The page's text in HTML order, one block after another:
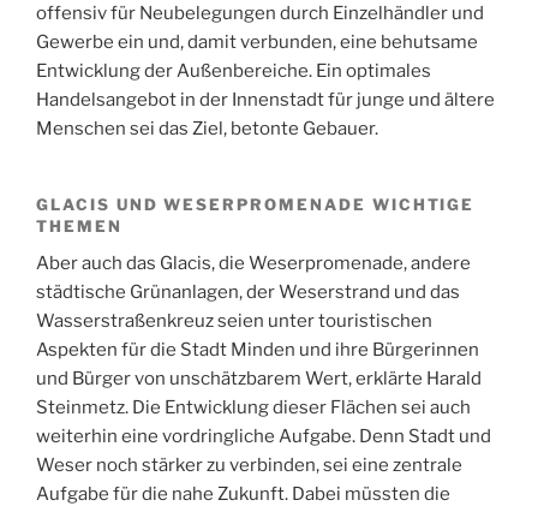
offensiv für Neubelegungen durch Einzelhändler und
Gewerbe ein und, damit verbunden, eine behutsame
Entwicklung der Außenbereiche. Ein optimales
Handelsangebot in der Innenstadt für junge und ältere
Menschen sei das Ziel, betonte Gebauer.
GLACIS UND WESERPROMENADE WICHTIGE
THEMEN
Aber auch das Glacis, die Weserpromenade, andere
städtische Grünanlagen, der Weserstrand und das
Wasserstraßenkreuz seien unter touristischen
Aspekten für die Stadt Minden und ihre Bürgerinnen
und Bürger von unschätzbarem Wert, erklärte Harald
Steinmetz. Die Entwicklung dieser Flächen sei auch
weiterhin eine vordringliche Aufgabe. Denn Stadt und
Weser noch stärker zu verbinden, sei eine zentrale
Aufgabe für die nahe Zukunft. Dabei müssten die